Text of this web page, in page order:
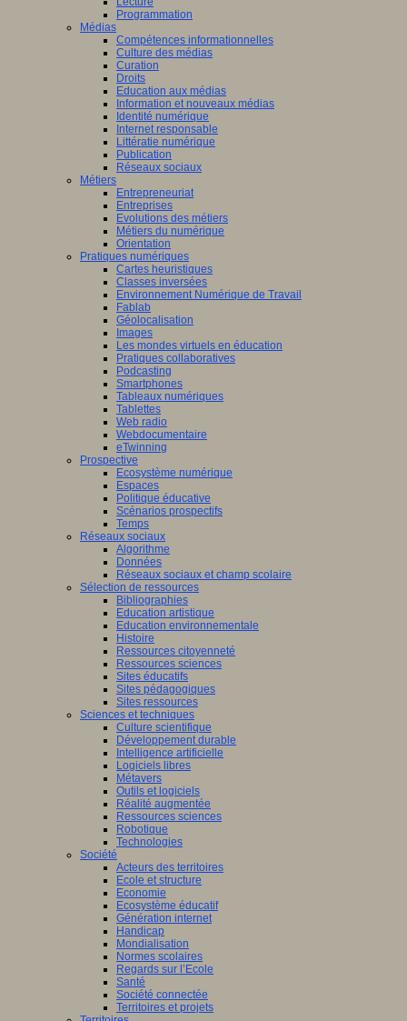
Programmation
Médias
Compétences informationnelles
Culture des médias
Curation
Droits
Education aux médias
Information et nouveaux médias
Identité numérique
Internet responsable
Littératie numérique
Publication
Réseaux sociaux
Métiers
Entrepreneuriat
Entreprises
Evolutions des métiers
Métiers du numérique
Orientation
Pratiques numériques
Cartes heuristiques
Classes inversées
Environnement Numérique de Travail
Fablab
Géolocalisation
Images
Les mondes virtuels en éducation
Pratiques collaboratives
Podcasting
Smartphones
Tableaux numériques
Tablettes
Web radio
Webdocumentaire
eTwinning
Prospective
Ecosystème numérique
Espaces
Politique éducative
Scénarios prospectifs
Temps
Réseaux sociaux
Algorithme
Données
Réseaux sociaux et champ scolaire
Sélection de ressources
Bibliographies
Education artistique
Education environnementale
Histoire
Ressources citoyenneté
Ressources sciences
Sites éducatifs
Sites pédagogiques
Sites ressources
Sciences et techniques
Culture scientifique
Développement durable
Intelligence artificielle
Logiciels libres
Métavers
Outils et logiciels
Réalité augmentée
Ressources sciences
Robotique
Technologies
Société
Acteurs des territoires
Ecole et structure
Economie
Ecosystème éducatif
Génération internet
Handicap
Mondialisation
Normes scolaires
Regards sur l’Ecole
Santé
Société connectée
Territoires et projets